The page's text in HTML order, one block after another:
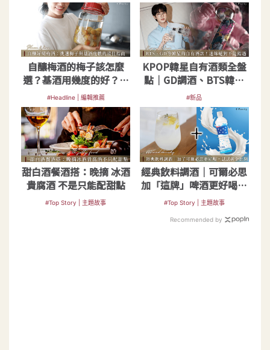
自釀梅酒的梅子該怎麼
選？基酒用幾度的好？海
外研究報告揭秘
#Headline | 編輯推薦
KPOP韓星自有酒類全盤
點｜GD調酒、BTS韓式
烈酒，超商一瓶難求
#新品
甜白酒餐酒搭：晚摘 冰酒
貴腐酒 不是只能配甜點
#Top Story | 主題故事
經典飲料調酒｜可爾必思
加「這牌」啤酒更好喝！
還有獨家黃金比例
#Top Story | 主題故事
Recommended by